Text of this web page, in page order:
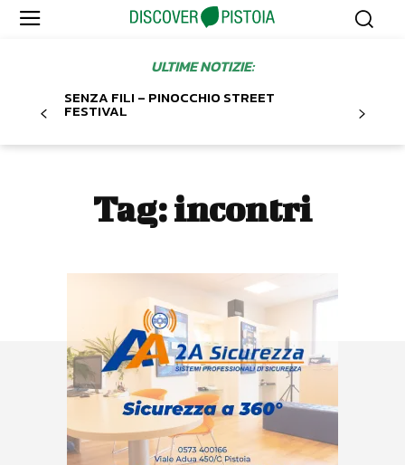
ULTIME NOTIZIE:
SENZA FILI – PINOCCHIO STREET
FESTIVAL
Tag:incontri